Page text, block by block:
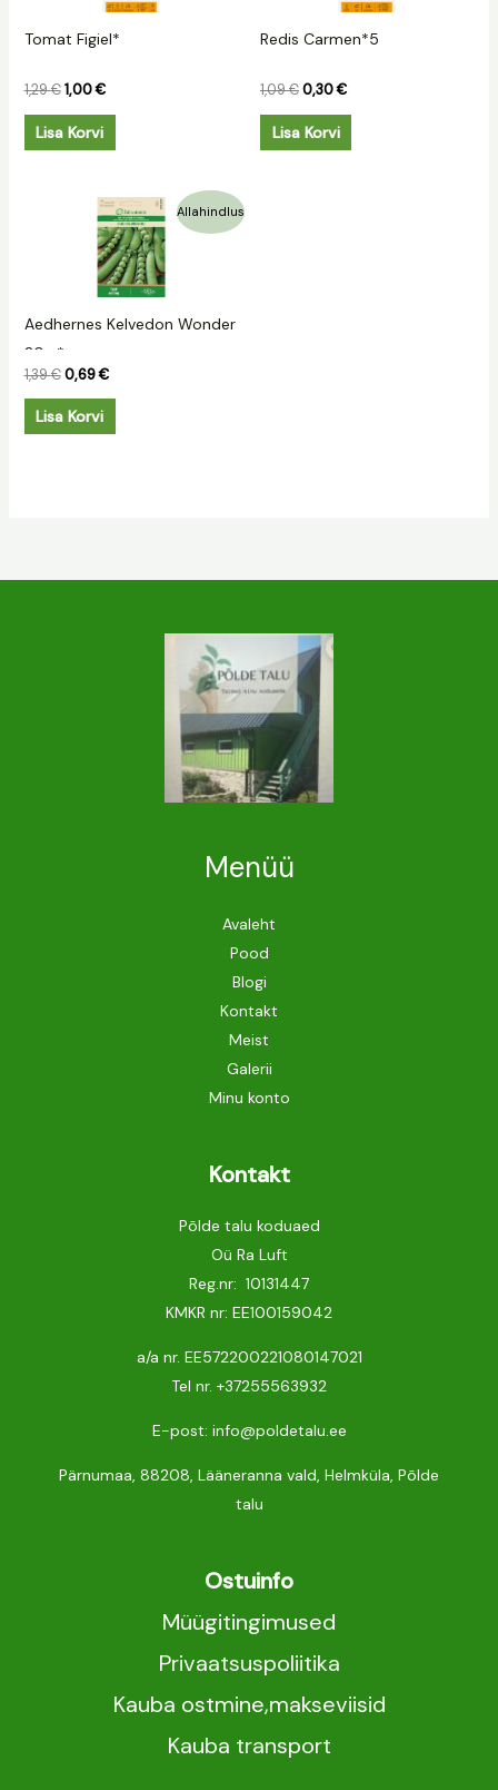
Tomat Figiel*
1,29€ 1,00€
Lisa Korvi
Redis Carmen*5
1,09€0,30€
Lisa Korvi
Allahindlus
Aedhernes Kelvedon Wonder
20g.*
1,39€
Algne
1,39 €.
0,69€
Praegune
hind
on:
0,69 €.
Lisa Korvi
Menüü
Avaleht
Pood
Blogi
Kontakt
Meist
Galerii
Minu konto
Kontakt
Põlde talu koduaed
Oü Ra Luft
Reg.nr: 10131447
KMKR nr: EE100159042
a/a nr. EE572200221080147021
Tel nr. +37255563932
E-post: info@poldetalu.ee
Pärnumaa, 88208, Lääneranna vald, Helmküla, Põlde
talu
Ostuinfo
Müügitingimused
Privaatsuspoliitika
Kauba ostmine,makseviisid
Kauba transport